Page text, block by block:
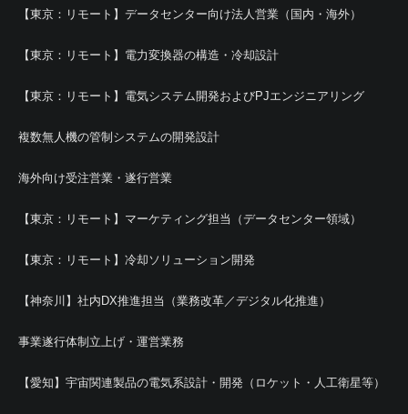
【東京：リモート】データセンター向け法人営業（国内・海外）
【東京：リモート】電力変換器の構造・冷却設計
【東京：リモート】電気システム開発およびPJエンジニアリング
複数無人機の管制システムの開発設計
海外向け受注営業・遂行営業
【東京：リモート】マーケティング担当（データセンター領域）
【東京：リモート】冷却ソリューション開発
【神奈川】社内DX推進担当（業務改革／デジタル化推進）
事業遂行体制立上げ・運営業務
【愛知】宇宙関連製品の電気系設計・開発（ロケット・人工衛星等）